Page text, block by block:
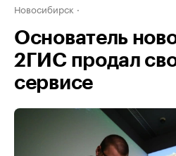
Новосибирск
Основатель
2ГИС продал
сервисе